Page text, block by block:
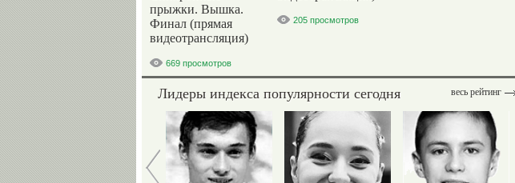
прыжки. Вышка.
Финал (прямая
видеотрансляция)
669 просмотров
205 просмотров
весь рейтинг
Лидеры индекса популярности сегодня